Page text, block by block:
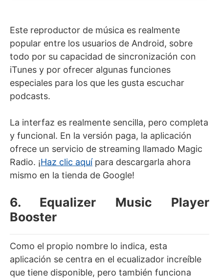
Este reproductor de música es realmente
popular entre los usuarios de Android, sobre
todo por su capacidad de sincronización con
iTunes y por ofrecer algunas funciones
especiales para los que les gusta escuchar
podcasts.
La interfaz es realmente sencilla, pero completa
y funcional. En la versión paga, la aplicación
ofrece un servicio de streaming llamado Magic
Radio. ¡Haz clic aquípara descargarla ahora
mismo en la tienda de Google!
6. Equalizer Music Player
Booster
Como el propio nombre lo indica, esta
aplicación se centra en el ecualizador increíble
que tiene disponible, pero también funciona